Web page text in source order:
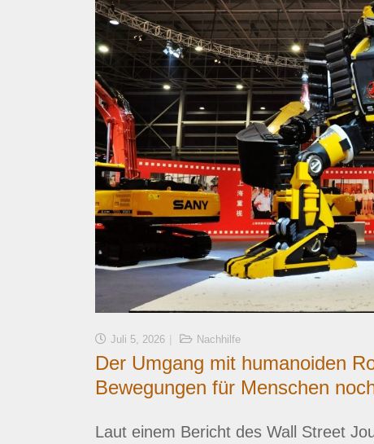
Juli 5, 2026 Nachhilfe
Der Umgang mit humanoiden
Bewegungen für Menschen
Laut einem Bericht des Wall Street